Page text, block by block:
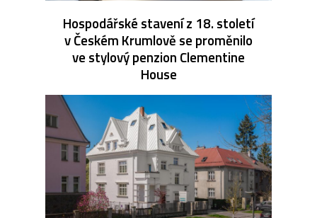
Hospodářské stavení z 18. století
v Českém Krumlově se proměnilo
ve stylový penzion Clementine
House